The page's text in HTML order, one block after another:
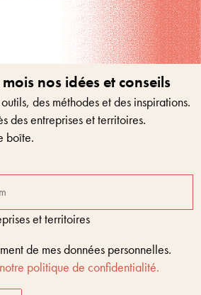
nos idées et conseils
des méthodes et des inspirations.
des entreprises et territoires.
boîte.
et territoires
de mes données personnelles.
politique de confidentialité.